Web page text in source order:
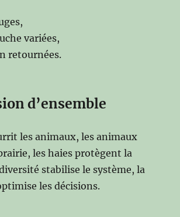
variées,
retournées.
d’ensemble
les animaux, les animaux
les haies protègent la
stabilise le système, la
les décisions.